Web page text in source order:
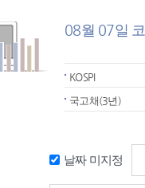
08월 07일
KOSPI
국고채(3년)
날짜 미지정